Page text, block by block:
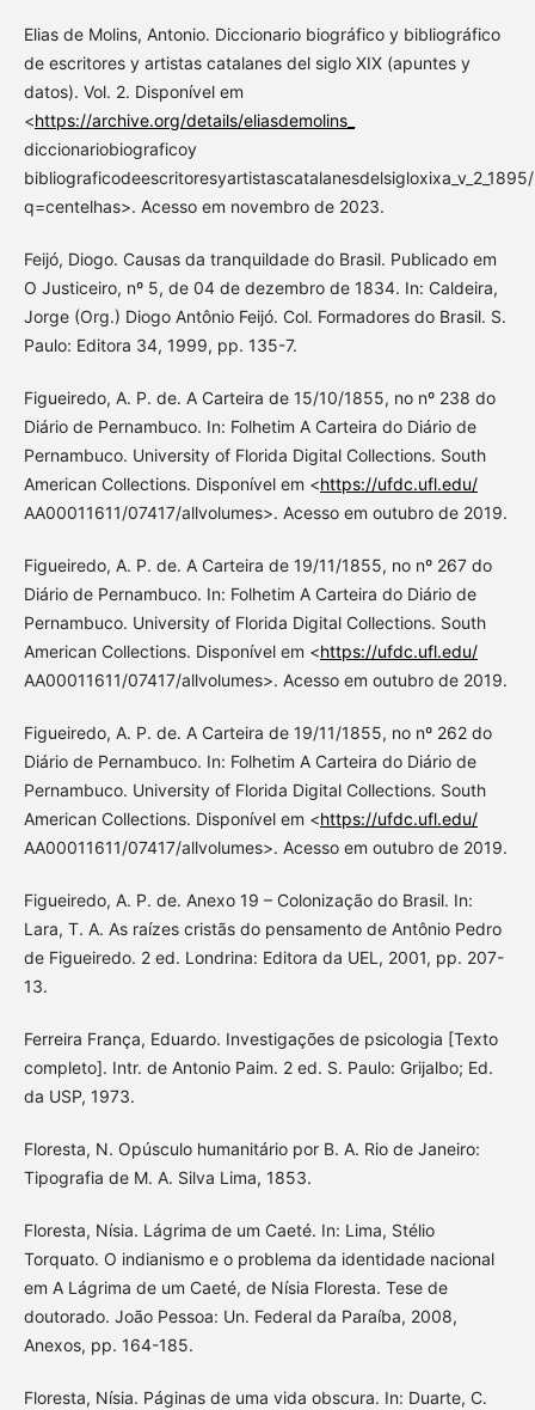
Elias de Molins, Antonio. Diccionario biográfico y bibliográfico
de escritores y artistas catalanes del siglo XIX (apuntes y
datos). Vol. 2. Disponível em
<https://archive.org/details/eliasdemolins_
diccionariobiograficoy
q=centelhas>. Acesso em novembro de 2023.
Feijó, Diogo. Causas da tranquildade do Brasil. Publicado em
O Justiceiro, nº 5, de 04 de dezembro de 1834. In: Caldeira,
Jorge (Org.) Diogo Antônio Feijó. Col. Formadores do Brasil. S.
Paulo: Editora 34, 1999, pp. 135-7.
Figueiredo, A. P. de. A Carteira de 15/10/1855, no nº 238 do
Diário de Pernambuco. In: Folhetim A Carteira do Diário de
Pernambuco. University of Florida Digital Collections. South
American Collections. Disponível em <https://ufdc.ufl.edu/
AA00011611/07417/allvolumes>. Acesso em outubro de 2019.
Figueiredo, A. P. de. A Carteira de 19/11/1855, no nº 267 do
Diário de Pernambuco. In: Folhetim A Carteira do Diário de
Pernambuco. University of Florida Digital Collections. South
American Collections. Disponível em <https://ufdc.ufl.edu/
AA00011611/07417/allvolumes>. Acesso em outubro de 2019.
Figueiredo, A. P. de. A Carteira de 19/11/1855, no nº 262 do
Diário de Pernambuco. In: Folhetim A Carteira do Diário de
Pernambuco. University of Florida Digital Collections. South
American Collections. Disponível em <https://ufdc.ufl.edu/
AA00011611/07417/allvolumes>. Acesso em outubro de 2019.
Figueiredo, A. P. de. Anexo 19 – Colonização do Brasil. In:
Lara, T. A. As raízes cristãs do pensamento de Antônio Pedro
de Figueiredo. 2 ed. Londrina: Editora da UEL, 2001, pp. 207-
13.
Ferreira França, Eduardo. Investigações de psicologia [Texto
completo]. Intr. de Antonio Paim. 2 ed. S. Paulo: Grijalbo; Ed.
da USP, 1973.
Floresta, N. Opúsculo humanitário por B. A. Rio de Janeiro:
Tipografia de M. A. Silva Lima, 1853.
Floresta, Nísia. Lágrima de um Caeté. In: Lima, Stélio
Torquato. O indianismo e o problema da identidade nacional
em A Lágrima de um Caeté, de Nísia Floresta. Tese de
doutorado. João Pessoa: Un. Federal da Paraíba, 2008,
Anexos, pp. 164-185.
Floresta, Nísia. Páginas de uma vida obscura. In: Duarte, C.